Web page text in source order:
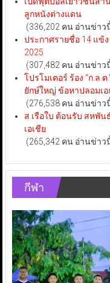
ลูกหนังต่างแดน
(336,202 คน อ่านข่าว
ประกาศรายชื่อ 14 แข้
2025
(307,482 คน อ่านข่าว
โปรโมเตอร์ ร้อง “ก.ล.
ยักษ์ใหญ่ ข้อหาปลอมเอ
(276,538 คน อ่านข่าว
ส.เรือใบ ต้อนรับ สหพัน
เอเชีย
(265,342 คน อ่านข่าว
กีฬา